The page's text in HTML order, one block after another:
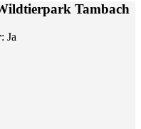
Tambach
: Ja